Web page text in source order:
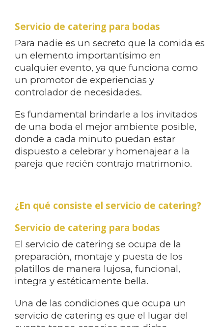
Servicio de catering para bodas
Para nadie es un secreto que la comida es
un elemento importantísimo en
cualquier evento, ya que funciona como
un promotor de experiencias y
controlador de necesidades.
Es fundamental brindarle a los invitados
de una boda el mejor ambiente posible,
donde a cada minuto puedan estar
dispuesto a celebrar y homenajear a la
pareja que recién contrajo matrimonio.
¿En qué consiste el servicio de catering?
Servicio de catering para bodas
El servicio de catering se ocupa de la
preparación, montaje y puesta de los
platillos de manera lujosa, funcional,
integra y estéticamente bella.
Una de las condiciones que ocupa un
servicio de catering es que el lugar del